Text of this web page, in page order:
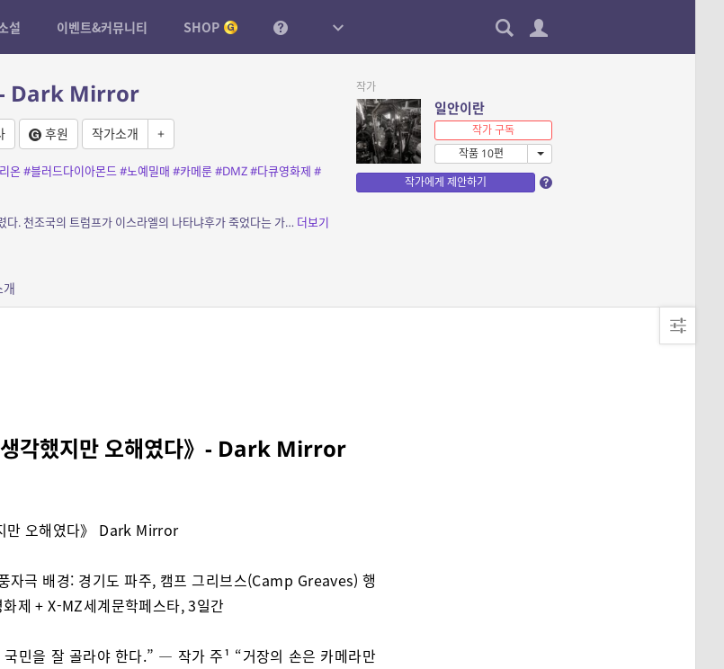
설 이벤트&커뮤니티 SHOP
- Dark Mirror
후원 작가소개 +
온#블러드다이아몬드#노예밀매 #카메룬#DMZ#다큐영화제 #
소개: 만우절에 문득 해도 되는 농담의 범위는 어디일까를 떠올렸다. 천조국의 트럼프가 이스라엘의 나타냐후가 죽었다는 가짜뉴스가 흘러 넘쳤다. 그게 짜증이 났다. 세상이 나아지는데 과연 그... 더보기
작가
일안이란
작가 구독
작품 10편
작가에게 제안하기
개
생각했지만 오해였다》- Dark Mirror
만 오해였다》 Dark Mirror
자극 배경: 경기도 파주, 캠프 그리브스(Camp Greaves) 행
제 + X-MZ세계문학페스타, 3일간
국민을 잘 골라야 한다.” — 작가 주¹ “거장의 손은 카메라만